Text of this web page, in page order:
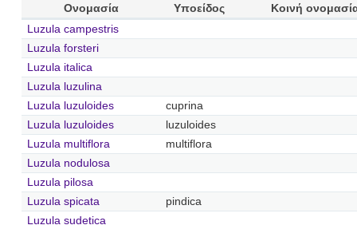
Ονομασία Υποείδος
Κοινή
Luzula campestris
Luzula forsteri
Luzula italica
Luzula luzulina
Luzula luzuloides
cuprina
Luzula luzuloides
luzuloides
Luzula multiflora
multiflora
Luzula nodulosa
Luzula pilosa
Luzula spicata
pindica
Luzula sudetica